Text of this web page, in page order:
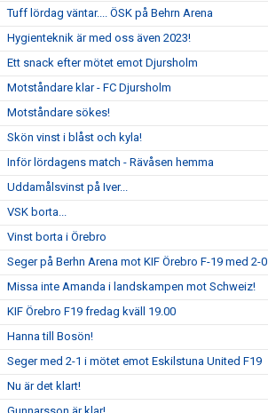
Tuff lördag väntar.... ÖSK på Behrn Arena
Hygienteknik är med oss även 2023!
Ett snack efter mötet emot Djursholm
Motståndare klar - FC Djursholm
Motståndare sökes!
Skön vinst i blåst och kyla!
Inför lördagens match - Rävåsen hemma
Uddamålsvinst på Iver...
VSK borta...
Vinst borta i Örebro
Seger på Berhn Arena mot KIF Örebro F-19 med 2-0
Missa inte Amanda i landskampen mot Schweiz!
KIF Örebro F19 fredag kväll 19.00
Hanna till Bosön!
Seger med 2-1 i mötet emot Eskilstuna United F19
Nu är det klart!